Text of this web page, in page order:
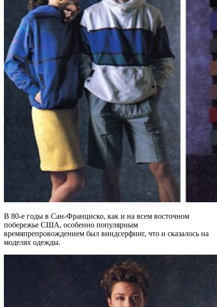
В 80-е годы в Сан-Франциско, как и на всем восточном
побережье США, особенно популярным
времяпрепровождением был виндсерфинг, что и сказалось на
моделях одежды.